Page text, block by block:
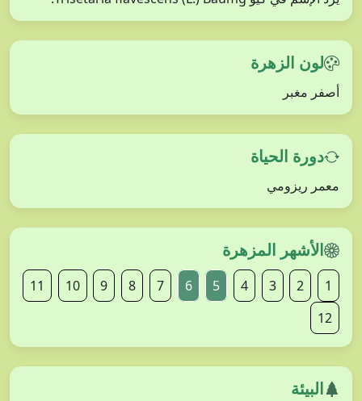
لون الزهرة
أصفر مغبر
دورة الحياة
معمر ريزومي
الأشهر المزهرة
1
2
3
4
5
6
7
8
9
10
11
12
البيئة